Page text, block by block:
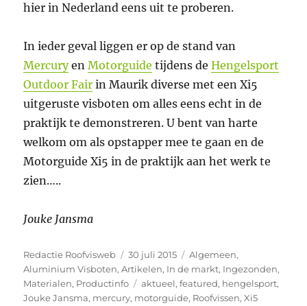
hier in Nederland eens uit te proberen.
In ieder geval liggen er op de stand van
MercuryenMotorguide tijdens deHengelsport
Outdoor Fair in Maurik diverse met een Xi5
uitgeruste visboten om alles eens echt in de
praktijk te demonstreren. U bent van harte
welkom om als opstapper mee te gaan en de
Motorguide Xi5 in de praktijk aan het werk te
zien…..
Jouke Jansma
Auteur
Redactie Roofvisweb
Geplaatst
op
30 juli 2015 Categorieën
Algemeen,
Aluminium Visboten,Artikelen, In de markt, Ingezonden,
Materialen, Productinfo Tags
aktueel,featured, hengelsport,
Jouke Jansma, mercury, motorguide, Roofvissen,Xi5